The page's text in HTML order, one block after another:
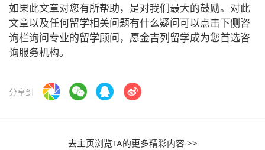
如果此文章对您有所帮助，是对我们最大的鼓励。对此
文章以及任何留学相关问题有什么疑问可以点击下侧咨
询栏询问专业的留学顾问，愿金吉列留学成为您首选咨
询服务机构。
分享到
去主页浏览TA的更多精彩内容 >>